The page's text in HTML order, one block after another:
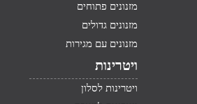
מזנונים פתוחים
מזנונים גדולים
מזנונים עם מגירות
ויטרינות
ויטרינות לסלון